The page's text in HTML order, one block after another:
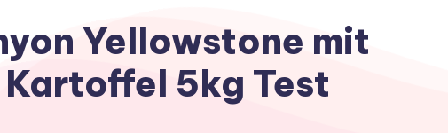
Yellowstone mit
Kartoffel 5kg Test